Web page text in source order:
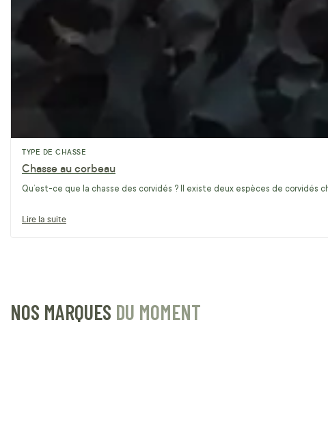
TYPE DE CHASSE
Chasse au corbeau
Qu’est-ce que la chasse des corvidés ? Il existe deux espèces de corvidés
Lire la suite
NOS MARQUES DU MOMENT